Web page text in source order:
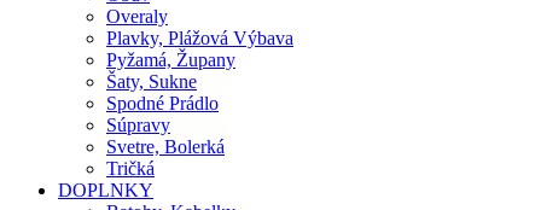
Overaly
Plavky, Plážová Výbava
Pyžamá, Župany
Šaty, Sukne
Spodné Prádlo
Súpravy
Svetre, Bolerká
Tričká
DOPLNKY